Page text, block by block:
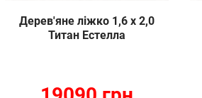
Дерев'яне ліжко 1,6 х 2,0
Титан Естелла